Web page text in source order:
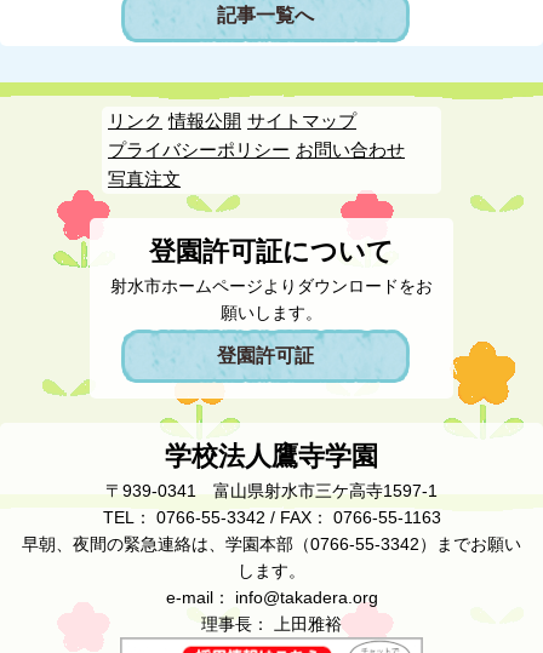
記事一覧へ
リンク 情報公開 サイトマップ
プライバシーポリシー お問い合わせ
写真注文
登園許可証について
射水市ホームページよりダウンロードをお
願いします。
登園許可証
学校法人鷹寺学園
〒939-0341 富山県射水市三ケ高寺1597-1
TEL： 0766-55-3342 / FAX： 0766-55-1163
早朝、夜間の緊急連絡は、学園本部（0766-55-3342）までお願い
します。
e-mail： info@takadera.org
理事長： 上田雅裕